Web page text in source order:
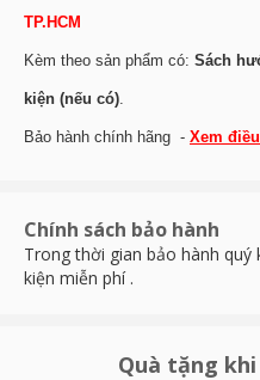
TP.HCM
Kèm theo sản phẩm có: Sách
kiện (nếu có).
Bảo hành chính hãng - Xem
Chính sách bảo hành
Trong thời gian bảo hành
kiện miễn phí .
Quà tặng